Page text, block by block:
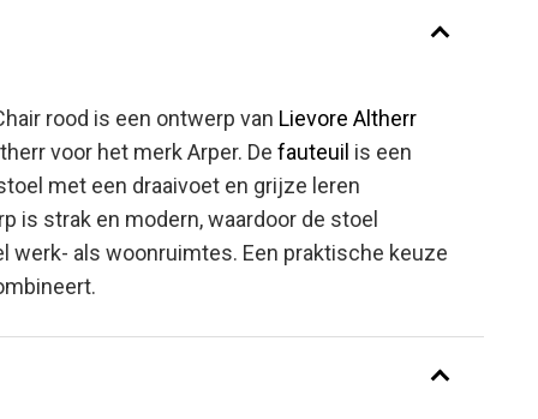
rood is een ontwerp van Lievore Altherr
voor het merk Arper. De fauteuil is een
met een draaivoet en grijze leren
is strak en modern, waardoor de stoel
werk- als woonruimtes. Een praktische keuze